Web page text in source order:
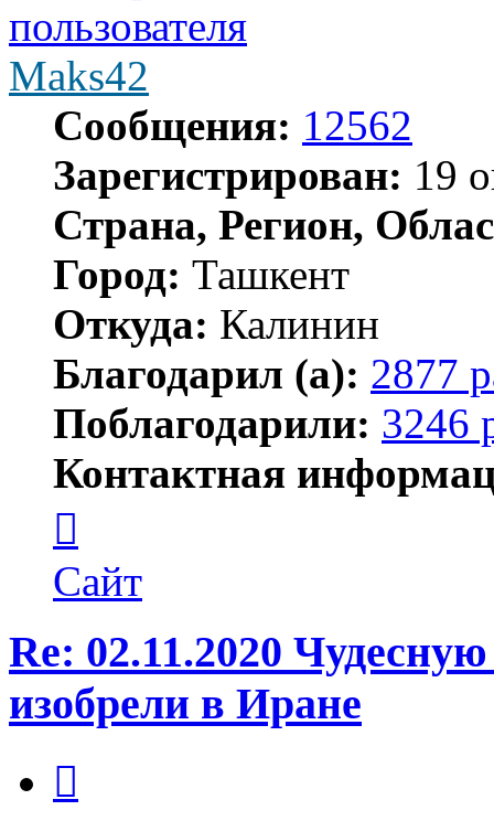
Maks42
Сообщения: 12562
Зарегистрирован: 19
Страна, Регион,
Город: Ташкент
Откуда: Калинин
Благодарил (а): 2877
Поблагодарили: 3246
Контактная
пользователя
Maks42
Сайт
Re: 02.11.2020
изобрели в Иране